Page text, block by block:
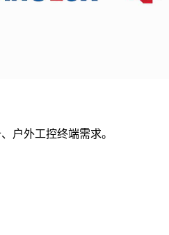
户外工控终端需求。